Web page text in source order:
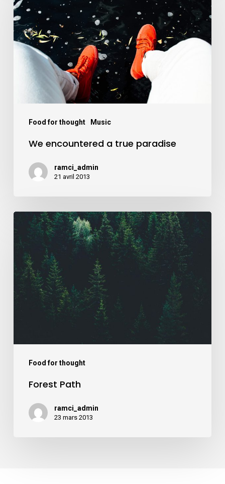
Food for thought Music
a
true
paradise
We encountered a true paradise
ramci_admin
21 avril 2013
Food for thought
Forest
Forest Path
ramci_admin
23 mars 2013